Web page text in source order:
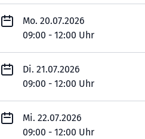
Mo. 20.07.2026
09:00 - 12:00 Uhr
Di. 21.07.2026
09:00 - 12:00 Uhr
Mi. 22.07.2026
09:00 - 12:00 Uhr